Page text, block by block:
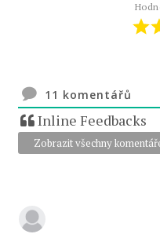
11 komentářů
Inline Feedbacks
Zobrazit všechny